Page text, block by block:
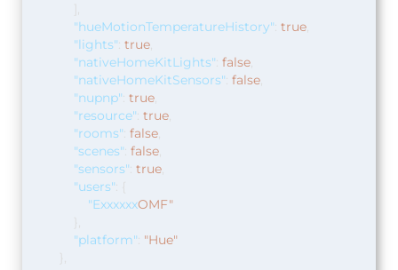
],
"hueMotionTemperatureHistory": true,
"lights": true,
"nativeHomeKitLights": false,
"nativeHomeKitSensors": false,
"nupnp": true,
"resource": true,
"rooms": false,
"scenes": false,
"sensors": true,
"users": {
"ExxxxxxOMF"
},
"platform": "Hue"
},